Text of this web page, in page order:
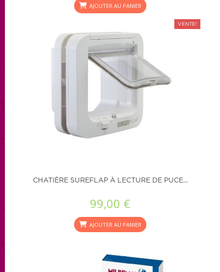
AJOUTER AU PANIER
VENTE!
CHATIÈRE SUREFLAP À LECTURE DE PUCE...
99,00 €
AJOUTER AU PANIER